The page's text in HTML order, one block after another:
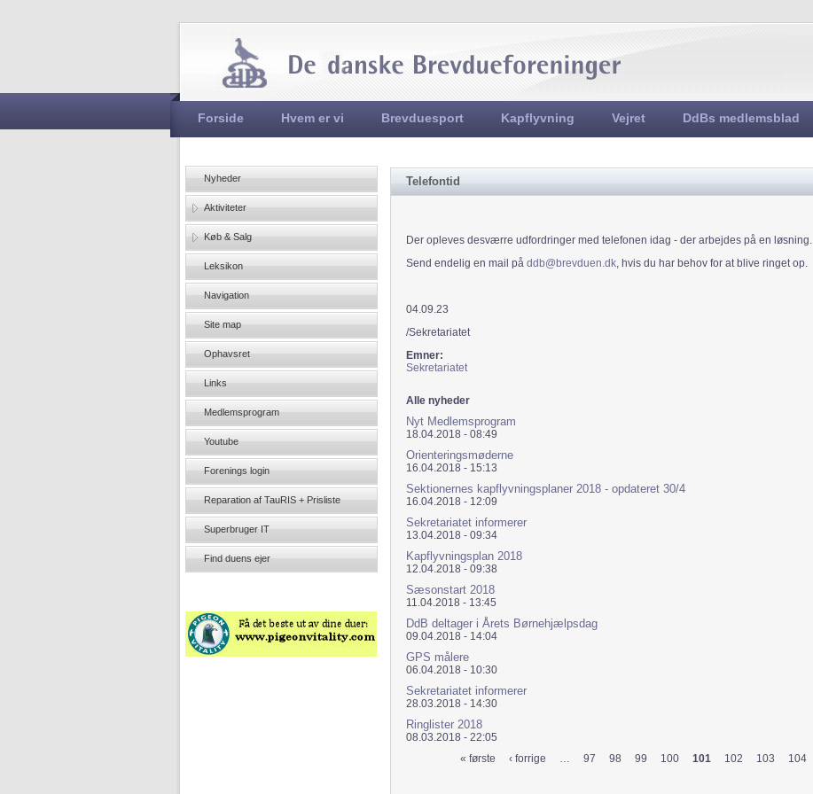
Hovedmenu
Forside Hvem er vi Brevduesport Kapflyvning Vejret DdBs medlemsblad
Telefontid
Der opleves desværre udfordringer med telefonen idag - der arbejdes på en løsning.
Send endelig en mail på ddb@brevduen.dk, hvis du har behov for at blive ringet op.
04.09.23
/Sekretariatet
Emner:
Sekretariatet
Alle nyheder
Nyt Medlemsprogram
18.04.2018 - 08:49
Orienteringsmøderne
16.04.2018 - 15:13
Sektionernes kapflyvningsplaner 2018 - opdateret 30/4
16.04.2018 - 12:09
Sekretariatet informerer
13.04.2018 - 09:34
Kapflyvningsplan 2018
12.04.2018 - 09:38
Sæsonstart 2018
11.04.2018 - 13:45
DdB deltager i Årets Børnehjælpsdag
09.04.2018 - 14:04
GPS målere
06.04.2018 - 10:30
Sekretariatet informerer
28.03.2018 - 14:30
Ringlister 2018
08.03.2018 - 22:05
« første ‹ forrige … 97 98 99 100 101 102 103 104
Nyheder
Aktiviteter
Køb & Salg
Leksikon
Navigation
Site map
Ophavsret
Links
Medlemsprogram
Youtube
Forenings login
Reparation af TauRIS + Prisliste
Superbruger IT
Find duens ejer